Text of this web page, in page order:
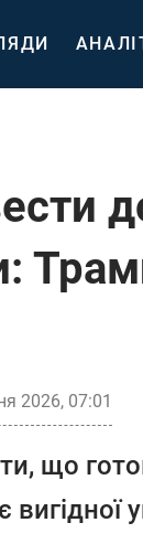
2026, 07:01
що